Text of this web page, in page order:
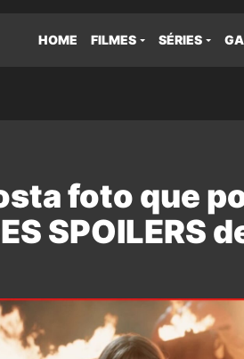
HOME FILMES SÉRIES
foto que
SPOILERS